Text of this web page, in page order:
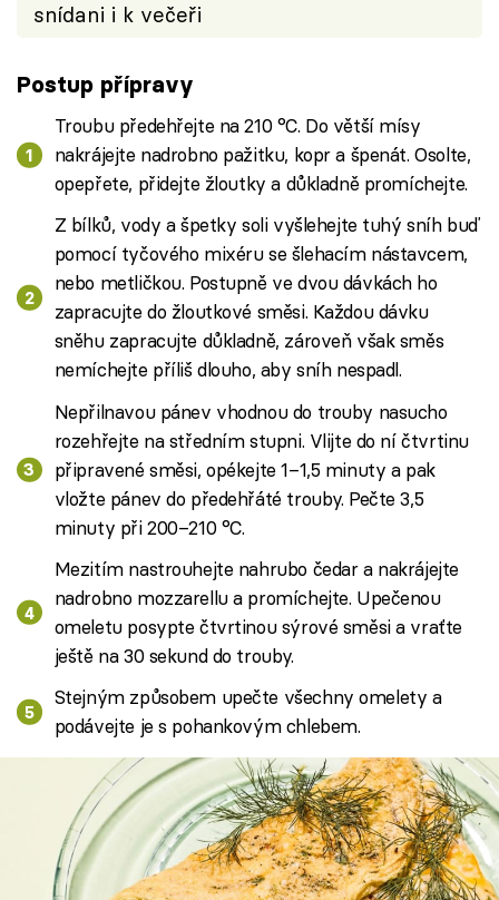
snídani i k večeři
Postup přípravy
Troubu předehřejte na 210 °C. Do větší mísy
nakrájejte nadrobno pažitku, kopr a špenát. Osolte,
opepřete, přidejte žloutky a důkladně promíchejte.
Z bílků, vody a špetky soli vyšlehejte tuhý sníh buď
pomocí tyčového mixéru se šlehacím nástavcem,
nebo metličkou. Postupně ve dvou dávkách ho
zapracujte do žloutkové směsi. Každou dávku
sněhu zapracujte důkladně, zároveň však směs
nemíchejte příliš dlouho, aby sníh nespadl.
Nepřilnavou pánev vhodnou do trouby nasucho
rozehřejte na středním stupni. Vlijte do ní čtvrtinu
připravené směsi, opékejte 1–1,5 minuty a pak
vložte pánev do předehřáté trouby. Pečte 3,5
minuty při 200–210 °C.
Mezitím nastrouhejte nahrubo čedar a nakrájejte
nadrobno mozzarellu a promíchejte. Upečenou
omeletu posypte čtvrtinou sýrové směsi a vraťte
ještě na 30 sekund do trouby.
Stejným způsobem upečte všechny omelety a
podávejte je s pohankovým chlebem.